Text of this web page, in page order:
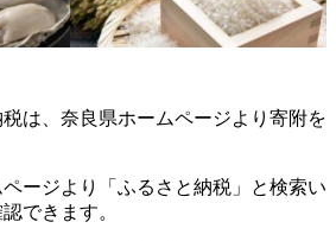
は、奈良県ホームページより寄附を
ージより「ふるさと納税」と検索い
できます。